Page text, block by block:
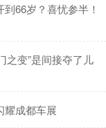
66岁？喜忧参半！
之变”是间接夺了儿
耀成都车展